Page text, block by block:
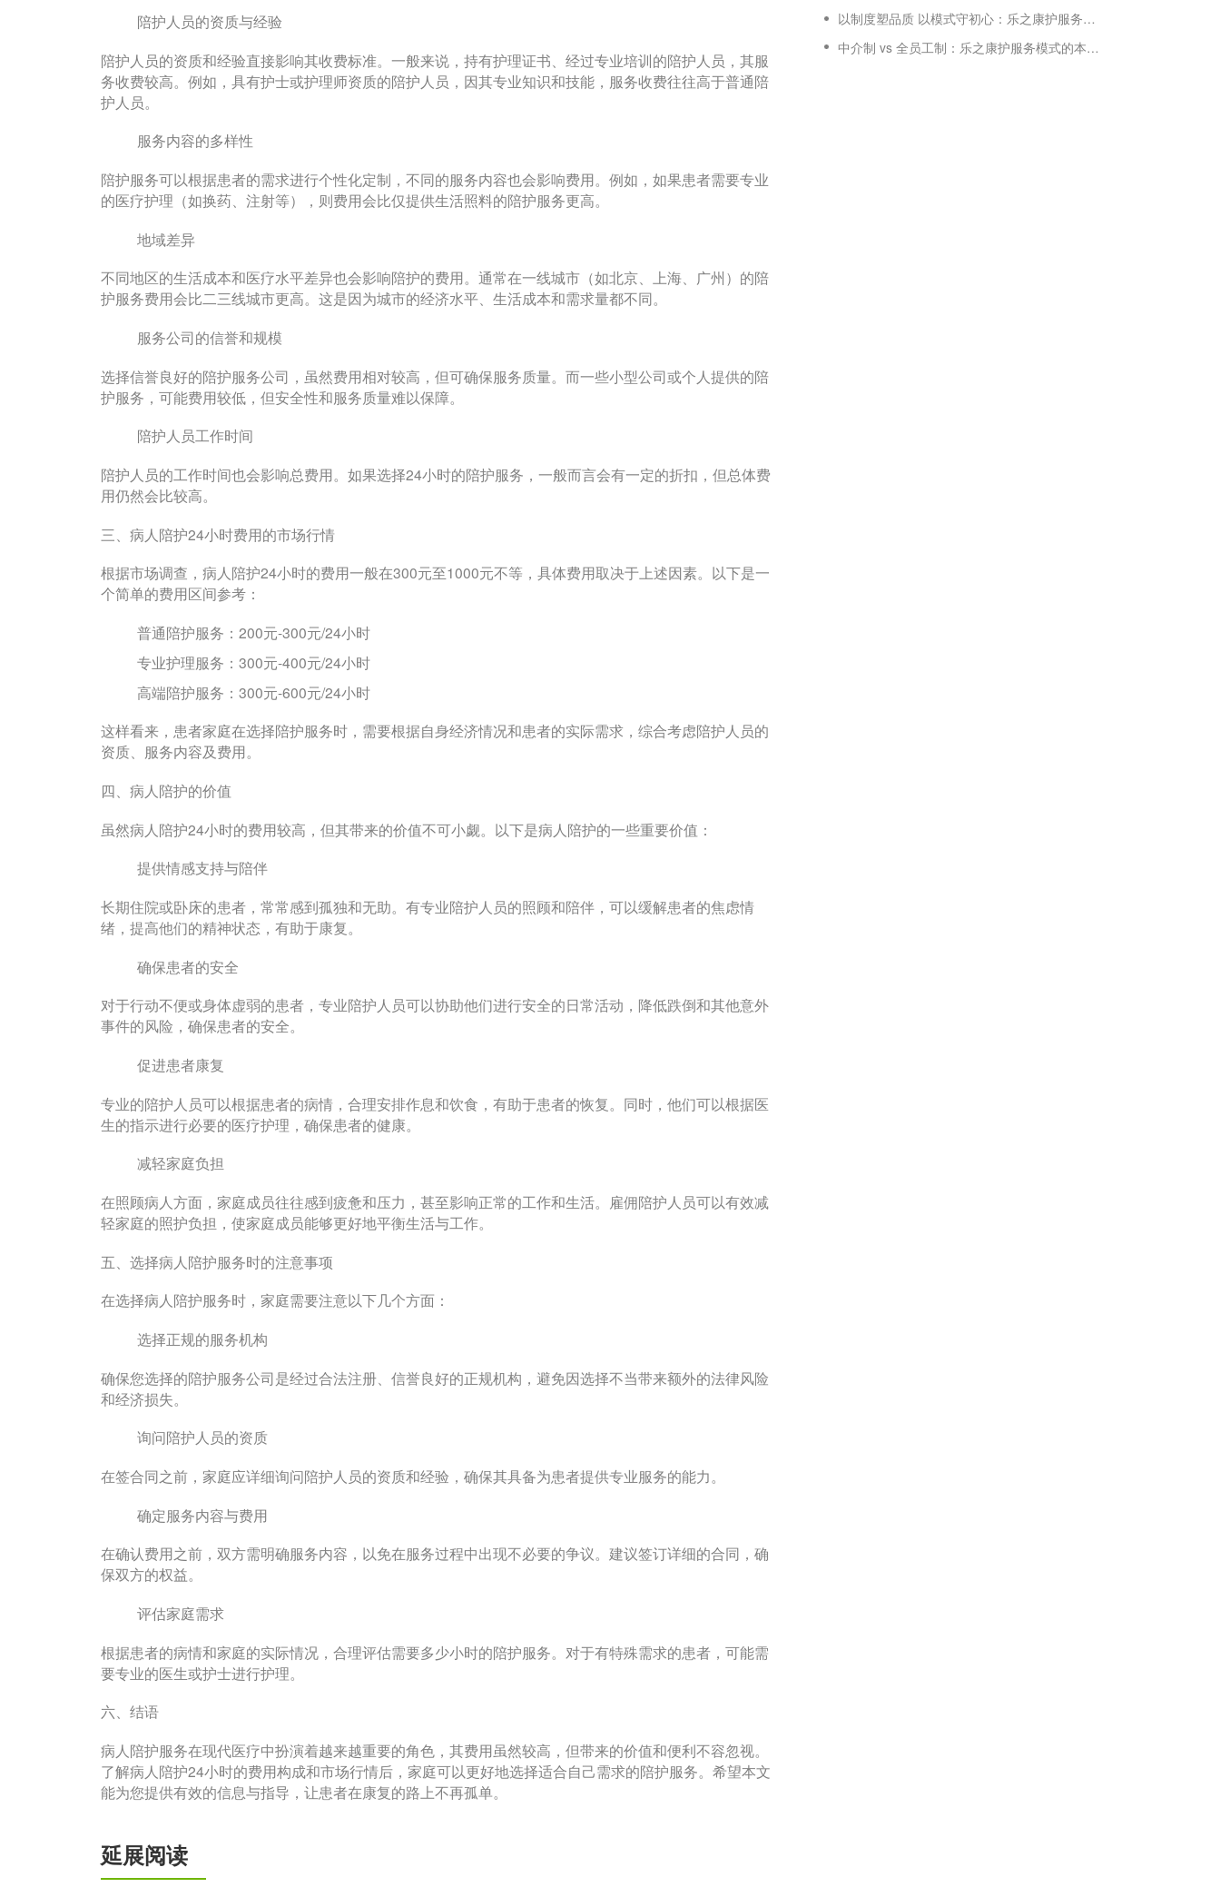
陪护人员的资质与经验
陪护人员的资质和经验直接影响其收费标准。一般来说，持有护理证书、经过专业培训的陪护人员，其服
务收费较高。例如，具有护士或护理师资质的陪护人员，因其专业知识和技能，服务收费往往高于普通陪
护人员。
服务内容的多样性
陪护服务可以根据患者的需求进行个性化定制，不同的服务内容也会影响费用。例如，如果患者需要专业
的医疗护理（如换药、注射等），则费用会比仅提供生活照料的陪护服务更高。
地域差异
不同地区的生活成本和医疗水平差异也会影响陪护的费用。通常在一线城市（如北京、上海、广州）的陪
护服务费用会比二三线城市更高。这是因为城市的经济水平、生活成本和需求量都不同。
服务公司的信誉和规模
选择信誉良好的陪护服务公司，虽然费用相对较高，但可确保服务质量。而一些小型公司或个人提供的陪
护服务，可能费用较低，但安全性和服务质量难以保障。
陪护人员工作时间
陪护人员的工作时间也会影响总费用。如果选择24小时的陪护服务，一般而言会有一定的折扣，但总体费
用仍然会比较高。
三、病人陪护24小时费用的市场行情
根据市场调查，病人陪护24小时的费用一般在300元至1000元不等，具体费用取决于上述因素。以下是一
个简单的费用区间参考：
普通陪护服务：200元-300元/24小时
专业护理服务：300元-400元/24小时
高端陪护服务：300元-600元/24小时
这样看来，患者家庭在选择陪护服务时，需要根据自身经济情况和患者的实际需求，综合考虑陪护人员的
资质、服务内容及费用。
四、病人陪护的价值
虽然病人陪护24小时的费用较高，但其带来的价值不可小觑。以下是病人陪护的一些重要价值：
提供情感支持与陪伴
长期住院或卧床的患者，常常感到孤独和无助。有专业陪护人员的照顾和陪伴，可以缓解患者的焦虑情
绪，提高他们的精神状态，有助于康复。
确保患者的安全
对于行动不便或身体虚弱的患者，专业陪护人员可以协助他们进行安全的日常活动，降低跌倒和其他意外
事件的风险，确保患者的安全。
促进患者康复
专业的陪护人员可以根据患者的病情，合理安排作息和饮食，有助于患者的恢复。同时，他们可以根据医
生的指示进行必要的医疗护理，确保患者的健康。
减轻家庭负担
在照顾病人方面，家庭成员往往感到疲惫和压力，甚至影响正常的工作和生活。雇佣陪护人员可以有效减
轻家庭的照护负担，使家庭成员能够更好地平衡生活与工作。
五、选择病人陪护服务时的注意事项
在选择病人陪护服务时，家庭需要注意以下几个方面：
选择正规的服务机构
确保您选择的陪护服务公司是经过合法注册、信誉良好的正规机构，避免因选择不当带来额外的法律风险
和经济损失。
询问陪护人员的资质
在签合同之前，家庭应详细询问陪护人员的资质和经验，确保其具备为患者提供专业服务的能力。
确定服务内容与费用
在确认费用之前，双方需明确服务内容，以免在服务过程中出现不必要的争议。建议签订详细的合同，确
保双方的权益。
评估家庭需求
根据患者的病情和家庭的实际情况，合理评估需要多少小时的陪护服务。对于有特殊需求的患者，可能需
要专业的医生或护士进行护理。
六、结语
病人陪护服务在现代医疗中扮演着越来越重要的角色，其费用虽然较高，但带来的价值和便利不容忽视。
了解病人陪护24小时的费用构成和市场行情后，家庭可以更好地选择适合自己需求的陪护服务。希望本文
能为您提供有效的信息与指导，让患者在康复的路上不再孤单。
延展阅读
以制度塑品质 以模式守初心：乐之康护服务模式说明
中介制 vs 全员工制：乐之康护服务模式的本质优势